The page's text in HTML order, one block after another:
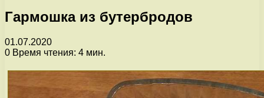
Гармошка из бутербродов
01.07.2020
0 Время чтения: 4 мин.